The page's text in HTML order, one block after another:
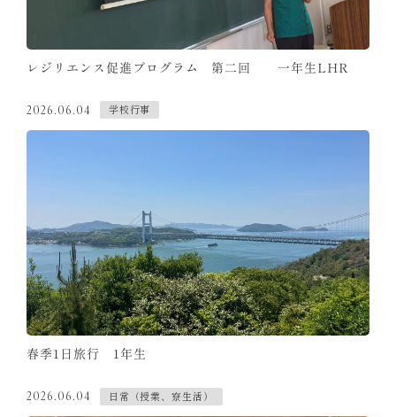
レジリエンス促進プログラム 第二回 一年生LHR
2026.06.04 学校行事
春季1日旅行 1年生
2026.06.04 日常（授業、寮生活）